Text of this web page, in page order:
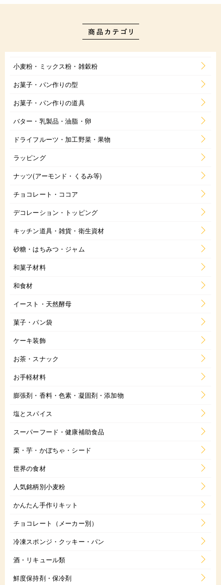
小麦粉・ミックス粉・雑穀粉
お菓子・パン作りの型
お菓子・パン作りの道具
バター・乳製品・油脂・卵
ドライフルーツ・加工野菜・果物
ラッピング
ナッツ(アーモンド・くるみ等)
チョコレート・ココア
デコレーション・トッピング
キッチン道具・雑貨・衛生資材
砂糖・はちみつ・ジャム
和菓子材料
和食材
イースト・天然酵母
菓子・パン袋
ケーキ装飾
お茶・スナック
お手軽材料
膨張剤・香料・色素・凝固剤・添加物
塩とスパイス
スーパーフード・健康補助食品
栗・芋・かぼちゃ・シード
世界の食材
人気銘柄別小麦粉
かんたん手作りキット
チョコレート（メーカー別）
冷凍スポンジ・クッキー・パン
酒・リキュール類
鮮度保持剤・保冷剤